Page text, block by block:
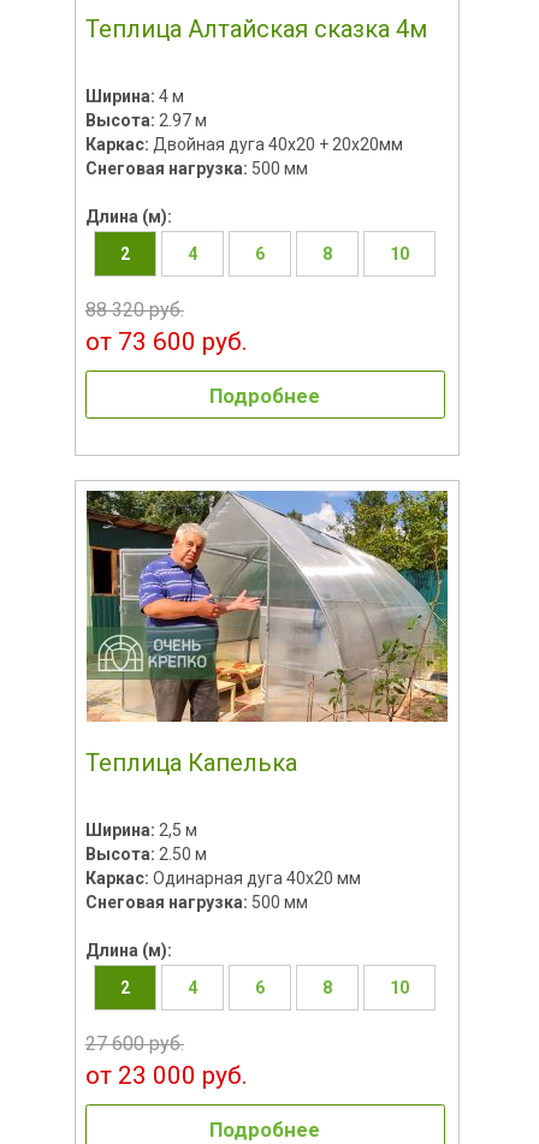
Теплица Алтайская сказка 4м
Ширина: 4 м
Высота: 2.97 м
Каркас: Двойная дуга 40х20 + 20х20мм
Снеговая нагрузка: 500 мм
Длина (м):
2
4 6 8 10
88 320 руб.
от 73 600 руб.
Подробнее
Теплица Капелька
Ширина: 2,5 м
Высота: 2.50 м
Каркас: Одинарная дуга 40х20 мм
Снеговая нагрузка: 500 мм
Длина (м):
2
4 6 8 10
27 600 руб.
от 23 000 руб.
Подробнее